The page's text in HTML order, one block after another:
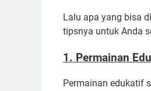
Lalu apa yang bisa
tipsnya untuk Anda
1. Permainan
Permainan edukatif